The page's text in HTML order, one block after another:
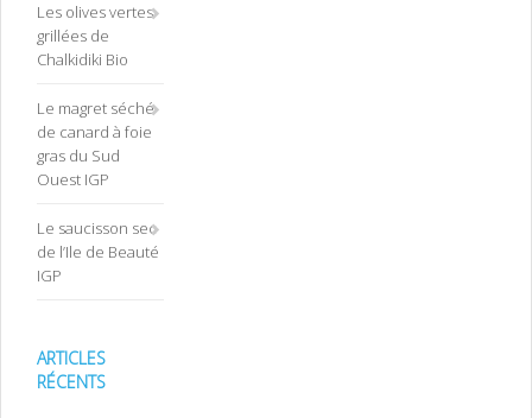
Les olives vertes
grillées de
Chalkidiki Bio
Le magret séché
de canard à foie
gras du Sud
Ouest IGP
Le saucisson sec
de l’Ile de Beauté
IGP
ARTICLES
RÉCENTS